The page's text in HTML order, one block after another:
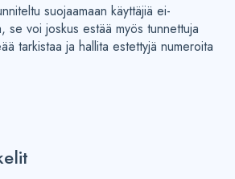
suojaamaan käyttäjiä ei-
se voi joskus estää myös tunnettuja
tarkistaa ja hallita estettyjä numeroita